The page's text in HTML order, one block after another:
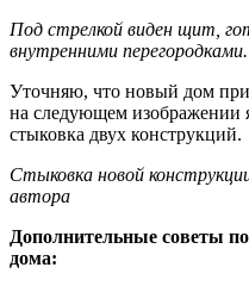
Под стрелкой виден щит,
внутренними
Уточняю, что новый дом
на следующем изображении
стыковка двух конструкций.
Стыковка новой
автора
Дополнительные советы
дома: